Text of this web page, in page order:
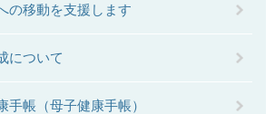
の移動を支援します
について
手帳（母子健康手帳）